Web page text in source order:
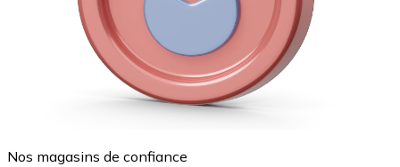
Nos magasins de confiance